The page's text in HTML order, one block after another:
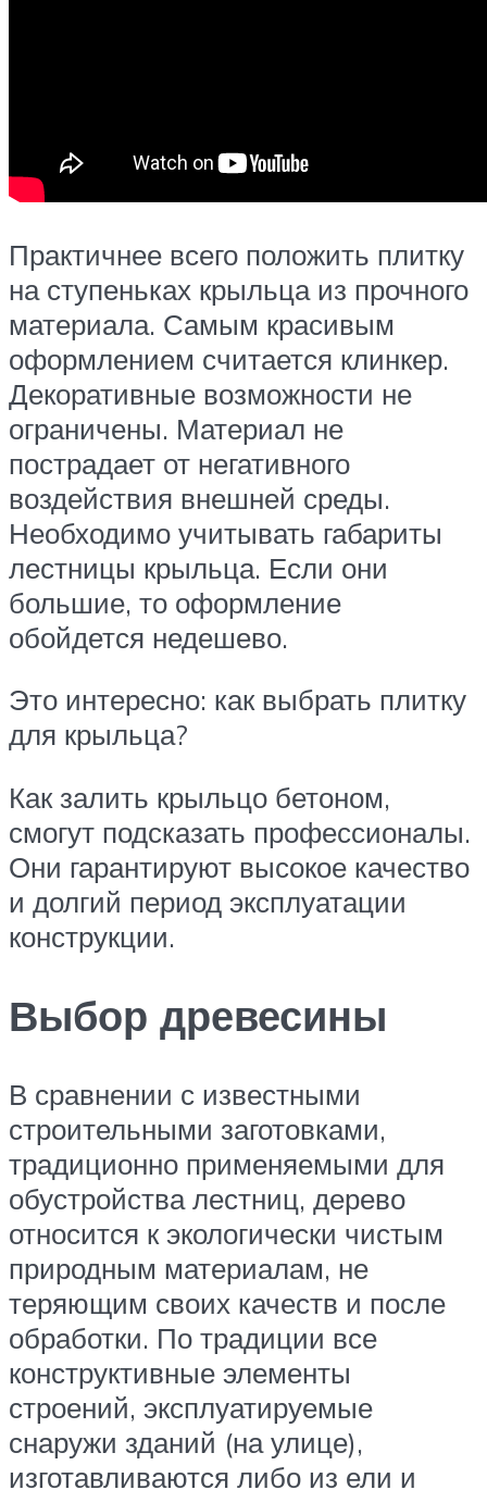
Практичнее всего положить плитку
на ступеньках крыльца из прочного
материала. Самым красивым
оформлением считается клинкер.
Декоративные возможности не
ограничены. Материал не
пострадает от негативного
воздействия внешней среды.
Необходимо учитывать габариты
лестницы крыльца. Если они
большие, то оформление
обойдется недешево.
Это интересно: как выбрать плитку
для крыльца?
Как залить крыльцо бетоном,
смогут подсказать профессионалы.
Они гарантируют высокое качество
и долгий период эксплуатации
конструкции.
Выбор древесины
В сравнении с известными
строительными заготовками,
традиционно применяемыми для
обустройства лестниц, дерево
относится к экологически чистым
природным материалам, не
теряющим своих качеств и после
обработки. По традиции все
конструктивные элементы
строений, эксплуатируемые
снаружи зданий (на улице),
изготавливаются либо из ели и